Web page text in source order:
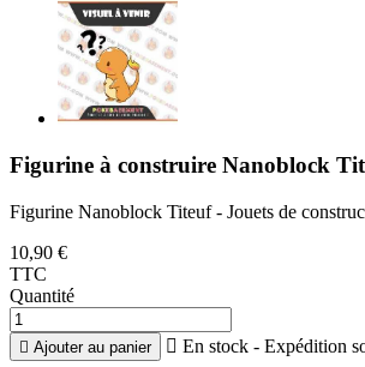
Figurine à construire Nanoblock
Figurine Nanoblock Titeuf - Jouets de
10,90 €
TTC
Quantité
 Ajouter au panier  En stock - Expédition